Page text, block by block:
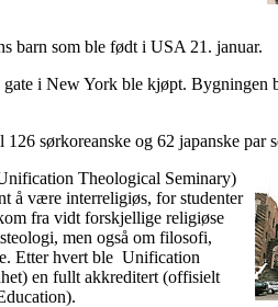
barn som ble født i USA 21. januar.
i New York ble kjøpt. Bygningen
sørkoreanske og 62 japanske par
Theological Seminary)
å være interreligiøs, for studenter
fra vidt forskjellige religiøse
men også om filosofi,
Etter hvert ble Unification
en fullt akkreditert (offisielt